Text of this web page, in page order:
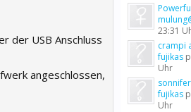
der USB Anschluss
angeschlossen,
23:31
crampi
fujikas
Uhr
fujikas
Uhr